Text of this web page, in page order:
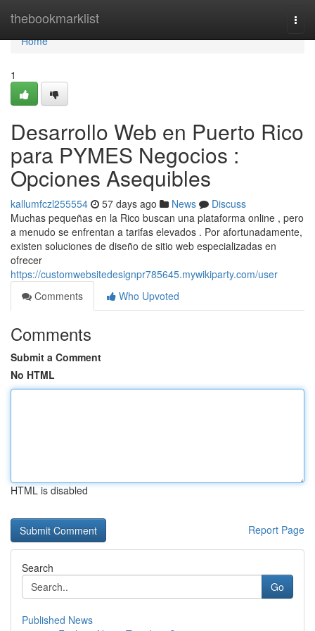
thebookmarklist
Home
Home
1
Desarrollo Web en Puerto Rico
para PYMES Negocios :
Opciones Asequibles
kallumfczl255554 57 days ago News
Discuss
Muchas pequeñas en la Rico buscan una plataforma online , pero
a menudo se enfrentan a tarifas elevados . Por afortunadamente,
existen soluciones de diseño de sitio web especializadas en
ofrecer
https://customwebsitedesignpr785645.mywikiparty.com/user
Comments
Who Upvoted
Comments
Submit a Comment
No HTML
HTML is disabled
Report Page
Search
Go
Published News